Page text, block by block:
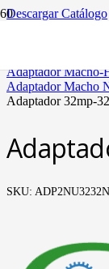
Descargar Catálogo
adaptador
adaptador macho
adaptador 32mp-
SKU: ADP2NU3232N